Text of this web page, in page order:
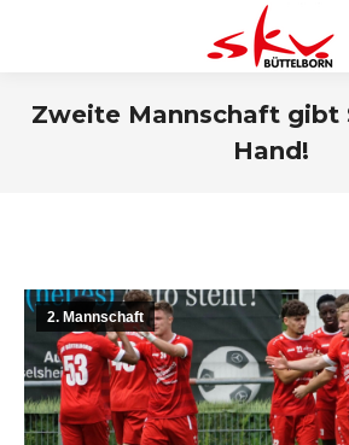
Zweite Mannschaft gibt
Hand!
2. Mannschaft